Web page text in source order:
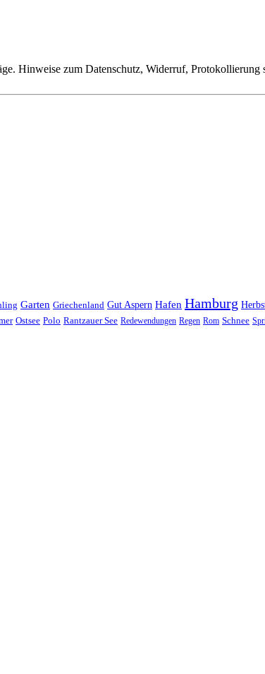
Hinweise zum Datenschutz, Widerruf,
Garten Griechenland Gut Aspern Hafen Hamburg
Ostsee Polo Rantzauer See Redewendungen Regen Rom Schnee